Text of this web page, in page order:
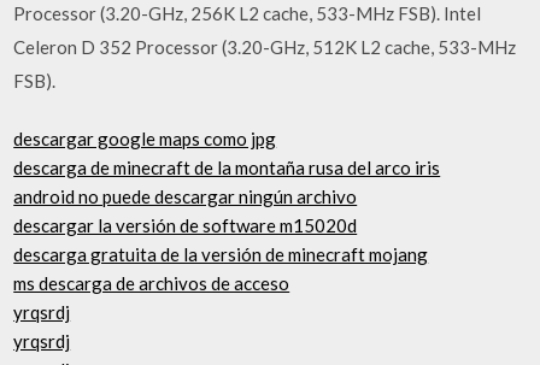
Processor (3.20-GHz, 256K L2 cache, 533-MHz FSB). Intel
Celeron D 352 Processor (3.20-GHz, 512K L2 cache, 533-MHz
FSB).
descargar google maps como jpg
descarga de minecraft de la montaña rusa del arco iris
android no puede descargar ningún archivo
descargar la versión de software m15020d
descarga gratuita de la versión de minecraft mojang
ms descarga de archivos de acceso
yrqsrdj
yrqsrdj